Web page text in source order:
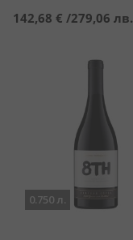
142,68 € /279,06 лв.
0.750 л.